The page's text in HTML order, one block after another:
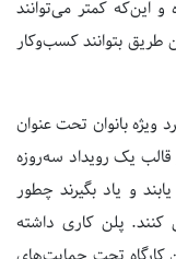
این‌که کمتر می‌توانند
طریق بتوانند کسب‌وکار
ویژه بانوان تحت عنوان
یک رویداد سه‌روزه
و یاد بگیرند چطور
پلن کاری داشته